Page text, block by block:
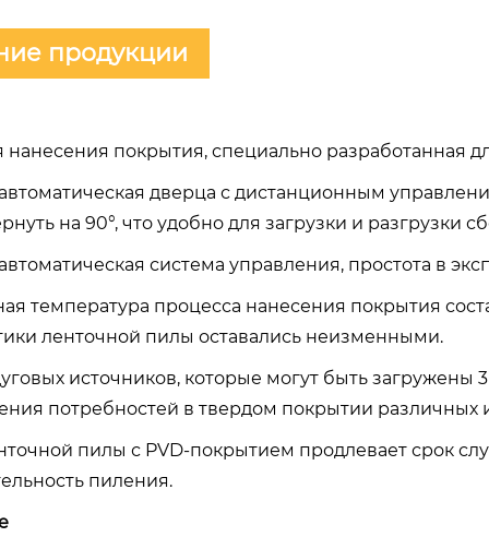
продукции
покрытия, специально разработанная
дверца с дистанционным
на 90°, что удобно для загрузки и разгрузки
система управления, простота в
температура процесса нанесения покрытия
ленточной пилы оставались неизменными.
источников, которые могут быть
потребностей в твердом покрытии различных
пилы с PVD-покрытием продлевает срок
пиления.